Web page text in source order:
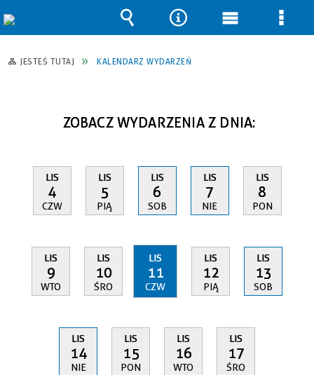
JESTEŚ TUTAJ KALENDARZ WYDARZEŃ
ZOBACZ WYDARZENIA Z DNIA:
LIS
4
CZW
LIS
5
PIĄ
LIS
6
SOB
LIS
7
NIE
LIS
8
PON
LIS
9
WTO
LIS
10
ŚRO
LIS
11
CZW
LIS
12
PIĄ
LIS
13
SOB
LIS
14
NIE
LIS
15
PON
LIS
16
WTO
LIS
17
ŚRO
Wyszukiwarka
Narzędzia
Menu Menu